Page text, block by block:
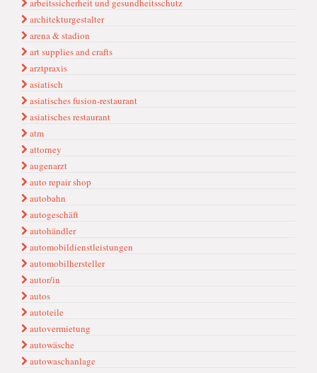
arbeitssicherheit und gesundheitsschutz
architekturgestalter
arena & stadion
art supplies and crafts
arztpraxis
asiatisch
asiatisches fusion-restaurant
asiatisches restaurant
atm
attorney
augenarzt
auto repair shop
autobahn
autogeschäft
autohändler
automobildienstleistungen
automobilhersteller
autor/in
autos
autoteile
autovermietung
autowäsche
autowaschanlage